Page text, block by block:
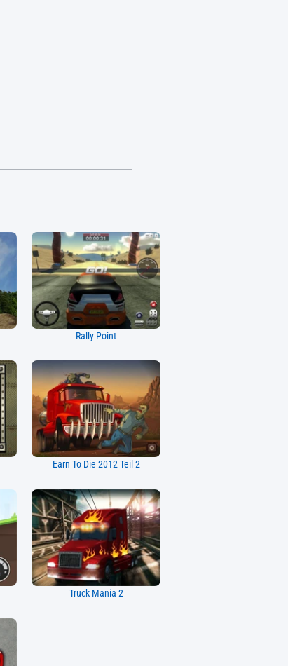
Rally Point
Earn To Die 2012 Teil 2
Truck Mania 2